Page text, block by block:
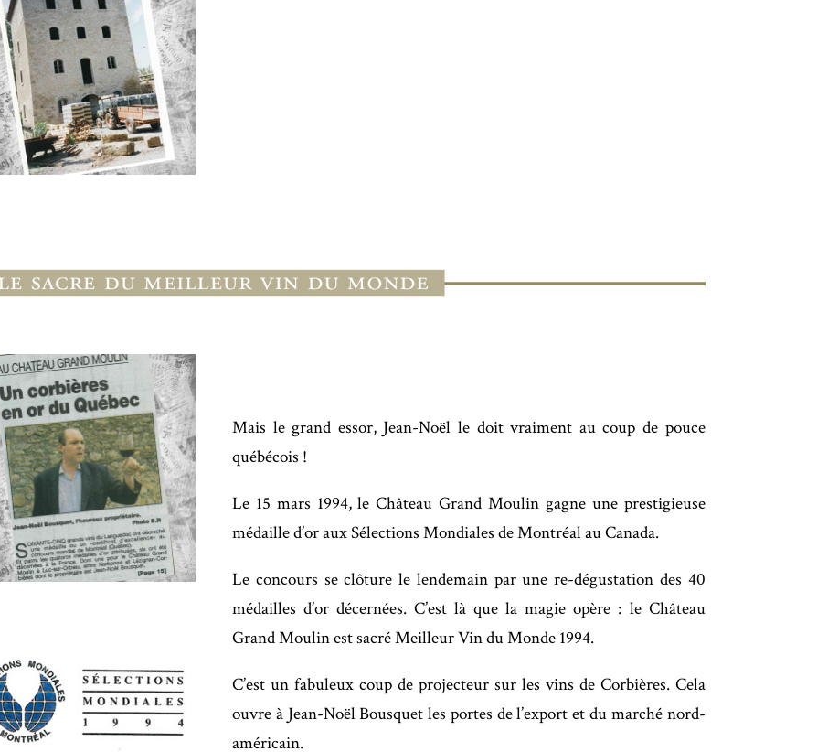
Mais le grand essor, Jean-Noël le doit vraiment au coup de pouce
québécois !
Le 15 mars 1994, le Château Grand Moulin gagne une prestigieuse
médaille d’or aux Sélections Mondiales de Montréal au Canada.
Le concours se clôture le lendemain par une re-dégustation des 40
médailles d’or décernées. C’est là que la magie opère : le Château
Grand Moulin est sacré Meilleur Vin du Monde 1994.
C’est un fabuleux coup de projecteur sur les vins de Corbières. Cela
ouvre à Jean-Noël Bousquet les portes de l’export et du marché nord-
américain.